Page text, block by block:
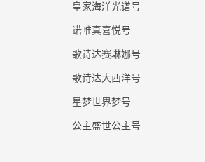
皇家海洋光谱号
诺唯真喜悦号
歌诗达赛琳娜号
歌诗达大西洋号
星梦世界梦号
公主盛世公主号